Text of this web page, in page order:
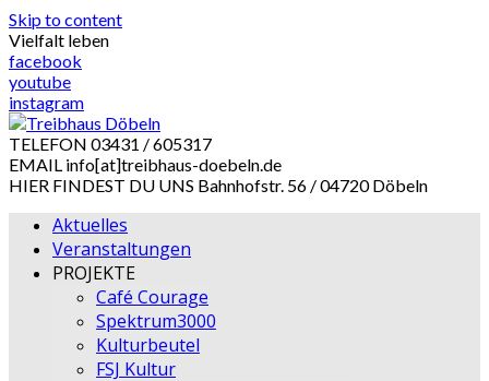
Skip to content
Vielfalt leben
facebook
youtube
instagram
TELEFON 03431 / 605317
EMAIL info[at]treibhaus-doebeln.de
HIER FINDEST DU UNS Bahnhofstr. 56 / 04720 Döbeln
Aktuelles
Veranstaltungen
PROJEKTE
Café Courage
Spektrum3000
Kulturbeutel
FSJ Kultur